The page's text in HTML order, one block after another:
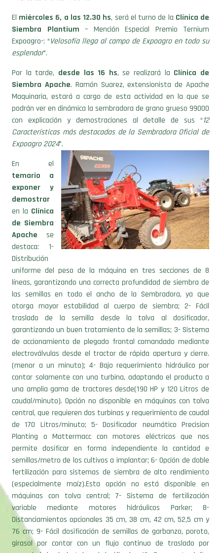
El miércoles 6, a las 12.30 hs, será el turno de la Clínica de
Siembra Plantium – Mención Especial Premio Ternium
Expoagro-: “Velosofía llega al campo de Expoagro en todo su
esplendor”.
Por la tarde, desde las 16 hs, se realizará la Clínica de
Siembra Apache. Ramón Suarez, extensionista de Apache
Maquinaria, estará a cargo de esta actividad en la que se
podrán ver en dinámica la sembradora de grano grueso 99000
con explicación y demostraciones al detalle de sus “12
Características más destacadas de la Sembradora Oficial de
Expoagro 2024”.
En el
temario a
exponer y
demostrar
en la Clínica
de Siembra
Apache se
destaca: 1-
Distribución
uniforme del peso de la máquina en tres secciones de 8
líneas, garantizando una correcta profundidad de siembra de
las semillas en todo el ancho de la Sembradora, ya que
otorga mayor estabilidad al cuerpo de siembra; 2- Fácil
traslado de la semilla desde la tolva al dosificador,
garantizando un buen tratamiento de la semillas; 3- Sistema
de accionamiento de plegado frontal comandado mediante
electroválvulas desde el tractor de rápida apertura y cierre.
(menor a un minuto); 4- Bajo requerimiento hidráulico por
contar solamente con una turbina, adaptando el producto a
una amplia gama de tractores desde(190 HP y 120 Litros de
caudal/minuto). Opción no disponible en máquinas con tolva
central, que requieren dos turbinas y requerimiento de caudal
de 170 Litros/minuto; 5- Dosificador neumático Precision
Planting o Mattermacc con motores eléctricos que nos
permite dosificar en forma independiente la cantidad e
semillas/metro de los cultivos a implantar; 6- Opción de doble
fertilización para sistemas de siembra de alto rendimiento
(especialmente maíz).Esta opción no está disponible en
máquinas con tolva central; 7- Sistema de fertilización
variable mediante motores hidráulicos Parker; 8-
Distanciamientos opcionales 35 cm, 38 cm, 42 cm, 52,5 cm y
76 cm; 9- Fácil dosificación de semillas de garbanzo, poroto,
girasol por contar con un flujo continuo de traslado por